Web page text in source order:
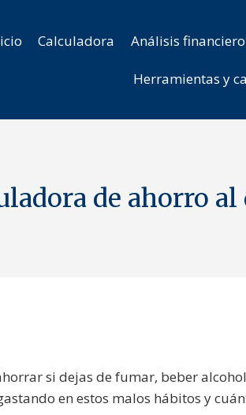
Calculadora Análisis
Herramientas y
de ahorro
si dejas de fumar, beber
en estos malos hábitos y